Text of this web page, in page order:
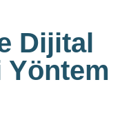
Dijital
Yöntem